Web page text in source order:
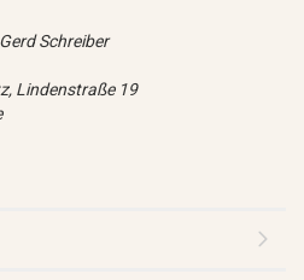
Schreiber
Lindenstraße 19